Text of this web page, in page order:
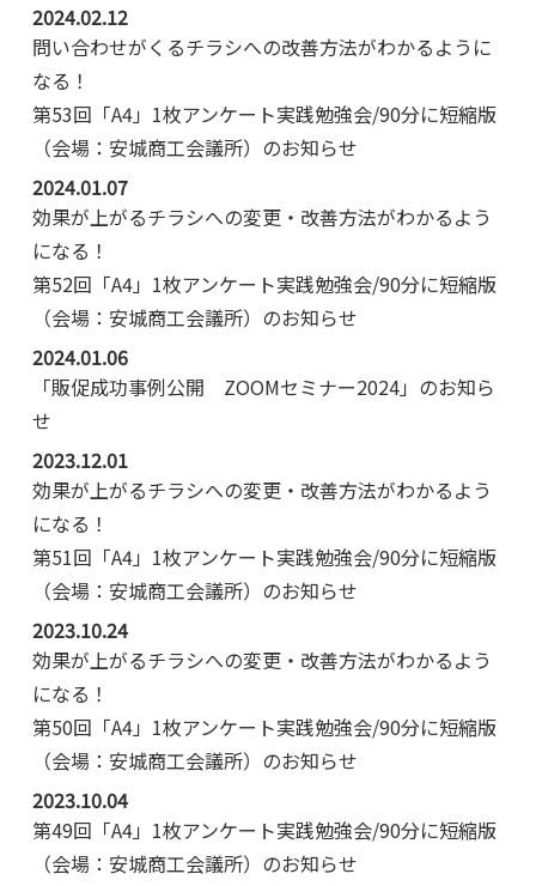
2024.02.12
問い合わせがくるチラシへの改善方法がわかるように
なる！
第53回「A4」1枚アンケート実践勉強会/90分に短縮版
（会場：安城商工会議所）のお知らせ
2024.01.07
効果が上がるチラシへの変更・改善方法がわかるよう
になる！
第52回「A4」1枚アンケート実践勉強会/90分に短縮版
（会場：安城商工会議所）のお知らせ
2024.01.06
「販促成功事例公開 ZOOMセミナー2024」のお知ら
せ
2023.12.01
効果が上がるチラシへの変更・改善方法がわかるよう
になる！
第51回「A4」1枚アンケート実践勉強会/90分に短縮版
（会場：安城商工会議所）のお知らせ
2023.10.24
効果が上がるチラシへの変更・改善方法がわかるよう
になる！
第50回「A4」1枚アンケート実践勉強会/90分に短縮版
（会場：安城商工会議所）のお知らせ
2023.10.04
第49回「A4」1枚アンケート実践勉強会/90分に短縮版
（会場：安城商工会議所）のお知らせ